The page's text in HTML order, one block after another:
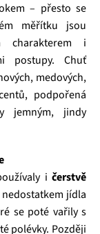
– přesto se
měřítku jsou
charakterem i
postupy. Chuť
medových,
podpořená
jemným, jindy
i čerstvě
jídla
se poté vařily s
polévky. Později